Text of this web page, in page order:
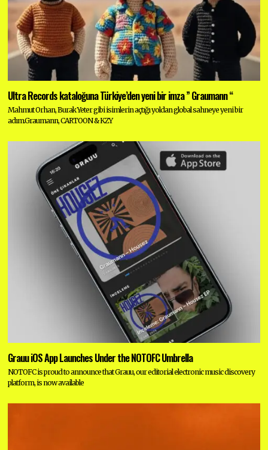
Ultra Records kataloğuna Türkiye’den yeni bir imza ” Graumann “
Mahmut Orhan, Burak Yeter gibi isimlerin açtığı yoldan global sahneye yeni bir
adım.Graumann, CARTOON & KZY
Grauu iOS App Launches Under the NOTOFC Umbrella
NOTOFC is proud to announce that Grauu, our editorial electronic music discovery
platform, is now available